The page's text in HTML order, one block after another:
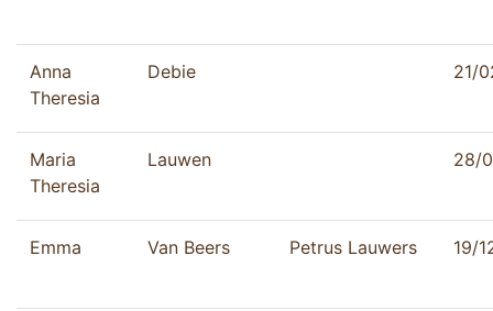
Anna
Theresia
Debie 21/
Maria
Theresia
Lauwen 28/
Emma Van Beers Petrus Lauwers 19/